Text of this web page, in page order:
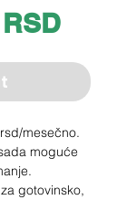
Price
mesečno.
moguće
gotovinsko,